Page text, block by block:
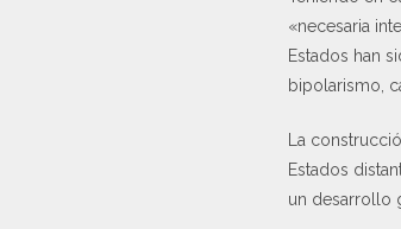
«necesaria
Estados han
bipolarismo,
La
Estados
un desarrollo